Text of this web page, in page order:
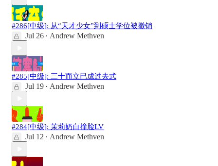
#286[中级]: 从“天才少女”到硕士学位被撤销
Jul 26 • Andrew Methven
#285[中级]: 三十而立已成过去式
Jul 19 • Andrew Methven
#284[中级]: 茉莉奶白撞脸LV
Jul 12 • Andrew Methven